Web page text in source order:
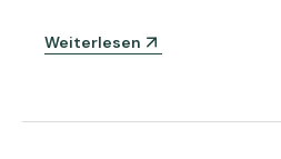
Weiterlesen